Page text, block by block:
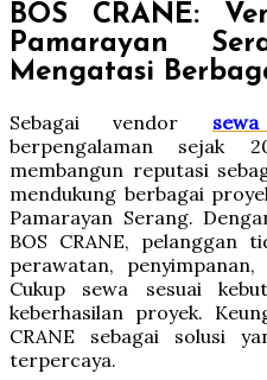
BOS CRANE:
Pamarayan
Mengatasi
Sebagai vendor
berpengalaman sejak
membangun reputasi
mendukung berbagai
Pamarayan Serang.
BOS CRANE, pelanggan
perawatan,
Cukup sewa sesuai
keberhasilan proyek.
CRANE sebagai solusi
terpercaya.